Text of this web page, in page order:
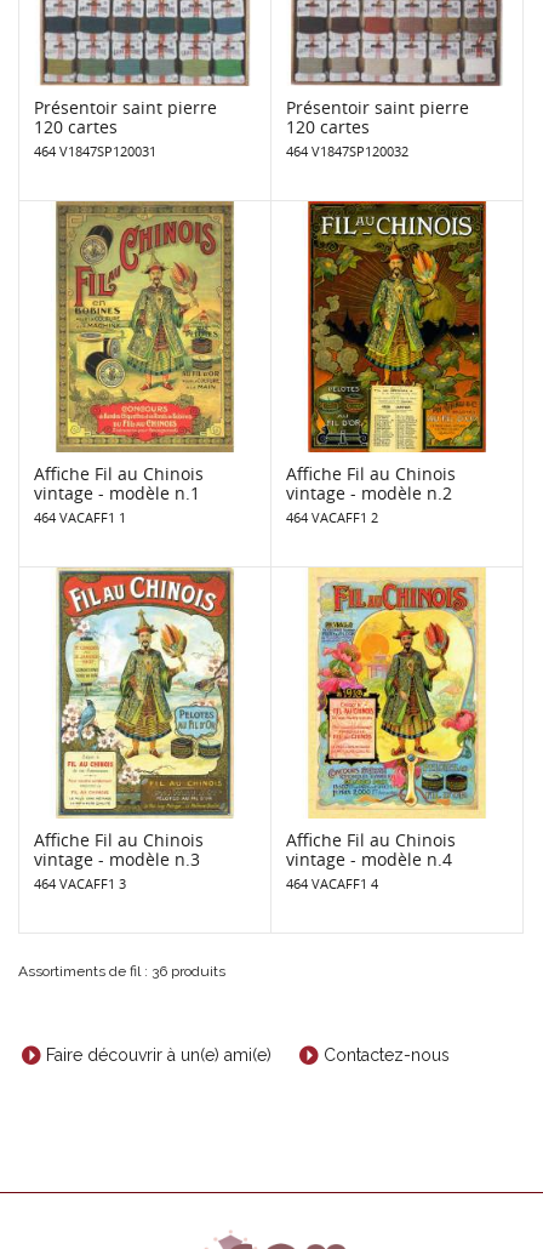
Présentoir saint pierre
120 cartes
464 V1847SP120031
Présentoir saint pierre
120 cartes
464 V1847SP120032
Affiche Fil au Chinois
vintage - modèle n.1
464 VACAFF1 1
Affiche Fil au Chinois
vintage - modèle n.2
464 VACAFF1 2
Affiche Fil au Chinois
vintage - modèle n.3
464 VACAFF1 3
Affiche Fil au Chinois
vintage - modèle n.4
464 VACAFF1 4
Assortiments de fil : 36 produits
Faire découvrir à un(e) ami(e) Contactez-nous